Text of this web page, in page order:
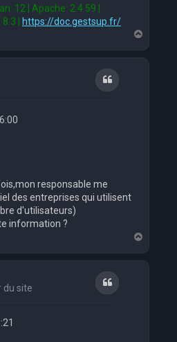
12 | Apache: 2.4.59 |
|
https://doc.gestsup.fr/
a
Citation
responsable me
des entreprises qui utilisent
d'utilisateurs)
information ?
a
u
du site
Citation